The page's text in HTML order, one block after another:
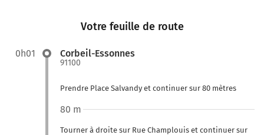
Votre feuille de route
0h01 Corbeil-Essonnes
91100
Prendre Place Salvandy et continuer sur 80 mètres
Tourner à droite sur Rue Champlouis et continuer sur
80 m